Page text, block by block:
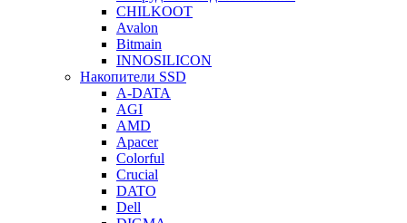
CHILKOOT
Avalon
Bitmain
INNOSILICON
Накопители SSD
A-DATA
AGI
AMD
Apacer
Colorful
Crucial
DATO
Dell